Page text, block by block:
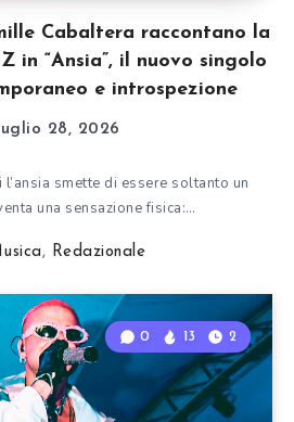
Cabaltera raccontano la
in “Ansia”, il nuovo singolo
e introspezione
28, 2026
l’ansia smette di essere soltanto un
una sensazione fisica:…
, Redazionale
0 13 2